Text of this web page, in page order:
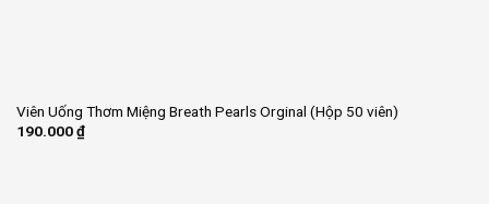
Viên Uống Thơm Miệng Breath Pearls Orginal (Hộp 50 viên)
190.000₫